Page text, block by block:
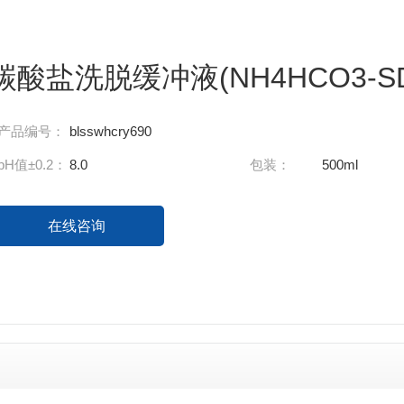
酸盐洗脱缓冲液(NH4HCO3-
品编号： blsswhcry690
值±0.2： 8.0 包装： 500ml
在线咨询